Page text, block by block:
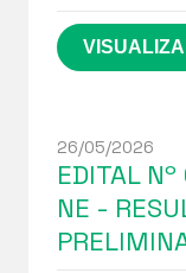
26/05/2026
EDITAL
NE -